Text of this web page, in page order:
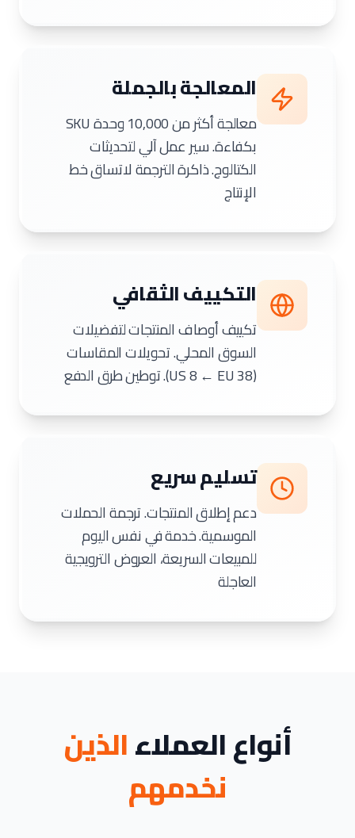
المعالجة بالجملة
معالجة أكثر من 10,000 وحدة SKU
بكفاءة. سير عمل آلي لتحديثات
الكتالوج. ذاكرة الترجمة لاتساق خط
الإنتاج
التكييف الثقافي
تكييف أوصاف المنتجات لتفضيلات
السوق المحلي. تحويلات المقاسات
(US 8 ← EU 38). توطين طرق الدفع
تسليم سريع
دعم إطلاق المنتجات. ترجمة الحملات
الموسمية. خدمة في نفس اليوم
للمبيعات السريعة، العروض الترويجية
العاجلة
أنواع العملاءالذين
نخدمهم